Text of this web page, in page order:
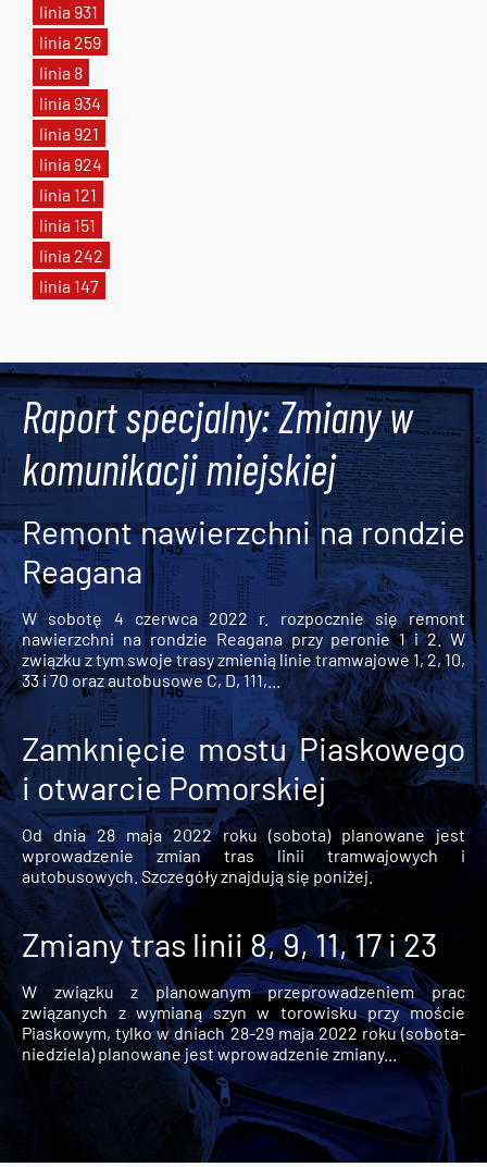
linia 931
linia 259
linia 8
linia 934
linia 921
linia 924
linia 121
linia 151
linia 242
linia 147
Raport specjalny: Zmiany w
komunikacji miejskiej
Remont nawierzchni na rondzie
Reagana
W sobotę 4 czerwca 2022 r. rozpocznie się remont
nawierzchni na rondzie Reagana przy peronie 1 i 2. W
związku z tym swoje trasy zmienią linie tramwajowe 1, 2, 10,
33 i 70 oraz autobusowe C, D, 111,...
Zamknięcie mostu Piaskowego
i otwarcie Pomorskiej
Od dnia 28 maja 2022 roku (sobota) planowane jest
wprowadzenie zmian tras linii tramwajowych i
autobusowych. Szczegóły znajdują się poniżej.
Zmiany tras linii 8, 9, 11, 17 i 23
W związku z planowanym przeprowadzeniem prac
związanych z wymianą szyn w torowisku przy moście
Piaskowym, tylko w dniach 28-29 maja 2022 roku (sobota-
niedziela) planowane jest wprowadzenie zmiany...